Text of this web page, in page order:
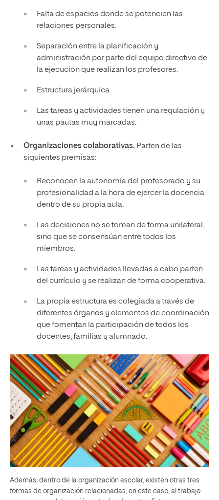
Falta de espacios donde se potencien las
relaciones personales.
Separación entre la planificación y
administración por parte del equipo directivo de
la ejecución que realizan los profesores.
Estructura jerárquica.
Las tareas y actividades tienen una regulación y
unas pautas muy marcadas.
Organizaciones colaborativas. Parten de las
siguientes premisas:
Reconocen la autonomía del profesorado y su
profesionalidad a la hora de ejercer la docencia
dentro de su propia aula.
Las decisiones no se toman de forma unilateral,
sino que se consensúan entre todos los
miembros.
Las tareas y actividades llevadas a cabo parten
del currículo y se realizan de forma cooperativa.
La propia estructura es colegiada a través de
diferentes órganos y elementos de coordinación
que fomentan la participación de todos los
docentes, familias y alumnado.
Además, dentro de la organización escolar, existen otras tres
formas de organización relacionadas, en este caso, al trabajo